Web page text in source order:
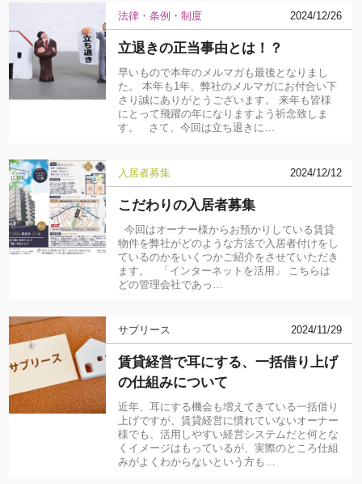
法律・条例・制度 2024/12/26
立退きの正当事由とは！？
早いもので本年のメルマガも最後となりまし
た。 本年も1年、弊社のメルマガにお付合い下
さり誠にありがとうございます。 来年も皆様
にとって飛躍の年になりますよう祈念致しま
す。 さて、今回は立ち退きに…
入居者募集 2024/12/12
こだわりの入居者募集
今回はオーナー様からお預かりしている賃貸
物件を弊社がどのような方法で入居者付けをし
ているのかをいくつかご紹介をさせていただき
ます。 「インターネットを活用」 こちらは
どの管理会社であっ…
サブリース 2024/11/29
賃貸経営で耳にする、一括借り上げ
の仕組みについて
近年、耳にする機会も増えてきている一括借り
上げですが、賃貸経営に慣れていないオーナー
様でも、活用しやすい経営システムだと何とな
くイメージはもっているが、実際のところ仕組
みがよくわからないという方も…